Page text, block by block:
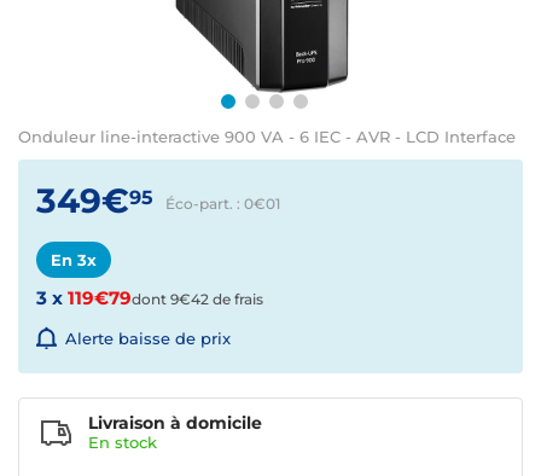
Onduleur line-interactive 900 VA - 6 IEC - AVR - LCD Interface
349€95 Éco-part. : 0€01
En 3x
3 x 119€79dont 9€42 de frais
Alerte baisse de prix
Livraison à domicile
En stock